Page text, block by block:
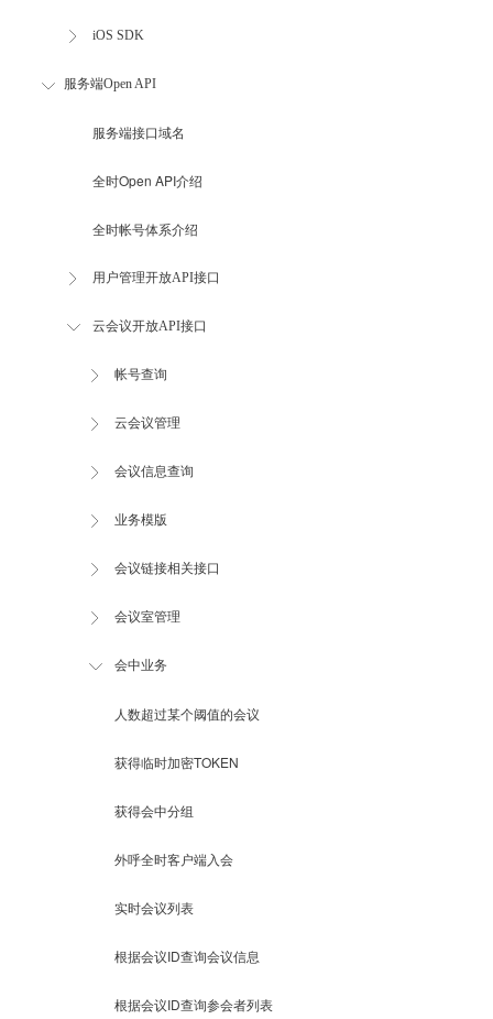
iOS SDK
服务端Open API
服务端接口域名
全时Open API介绍
全时帐号体系介绍
用户管理开放API接口
云会议开放API接口
帐号查询
云会议管理
会议信息查询
业务模版
会议链接相关接口
会议室管理
会中业务
人数超过某个阈值的会议
获得临时加密TOKEN
获得会中分组
外呼全时客户端入会
实时会议列表
根据会议ID查询会议信息
根据会议ID查询参会者列表